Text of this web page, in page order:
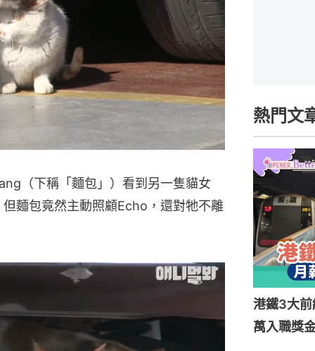
（下稱「麵包」）看到另一隻貓女
麵包竟然主動照顧Echo，還對牠不離
熱門文
港鐵3大
萬入職獎